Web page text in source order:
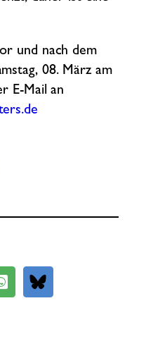
und nach dem
08. März am
E-Mail an